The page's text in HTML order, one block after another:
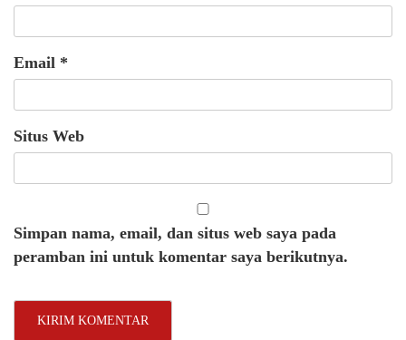
Email *
Situs Web
Simpan nama, email, dan situs web saya pada
peramban ini untuk komentar saya berikutnya.